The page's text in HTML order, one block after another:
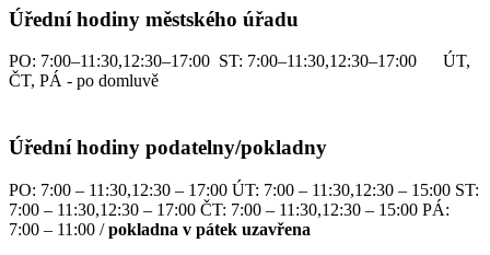
Úřední hodiny městského úřadu
PO: 7:00–11:30,12:30–17:00 ST: 7:00–11:30,12:30–17:00 ÚT,
ČT, PÁ - po domluvě
Úřední hodiny podatelny/pokladny
PO: 7:00 – 11:30,12:30 – 17:00 ÚT: 7:00 – 11:30,12:30 – 15:00 ST:
7:00 – 11:30,12:30 – 17:00 ČT: 7:00 – 11:30,12:30 – 15:00 PÁ:
7:00 – 11:00 /pokladna v pátek uzavřena